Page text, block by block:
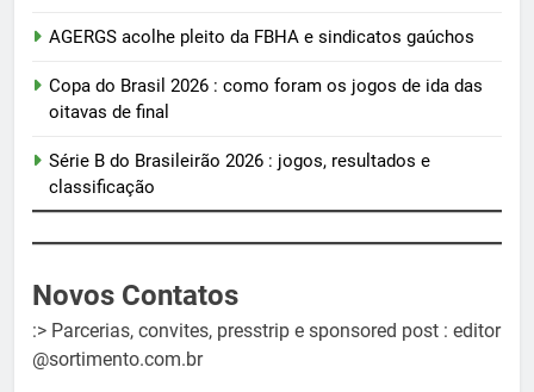
AGERGS acolhe pleito da FBHA e sindicatos gaúchos
Copa do Brasil 2026 : como foram os jogos de ida das
oitavas de final
Série B do Brasileirão 2026 : jogos, resultados e
classificação
Novos Contatos
:> Parcerias, convites, presstrip e sponsored post : editor
@sortimento.com.br